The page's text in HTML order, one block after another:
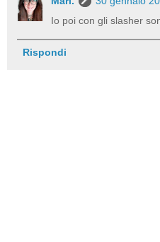
Io poi con gli slasher
Rispondi